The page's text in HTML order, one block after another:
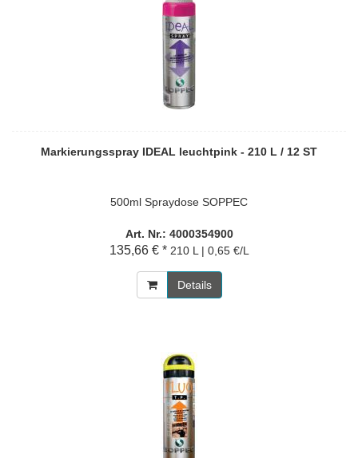
Markierungsspray IDEAL leuchtpink - 210 L / 12 ST
500ml Spraydose SOPPEC
Art. Nr.: 4000354900
135,66 € * 210 L | 0,65 €/L
Details